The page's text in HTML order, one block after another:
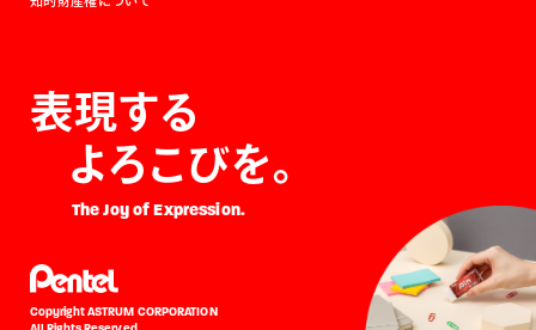
表現する
よろこびを。
The Joy of Expression.
Copyright ASTRUM CORPORATION